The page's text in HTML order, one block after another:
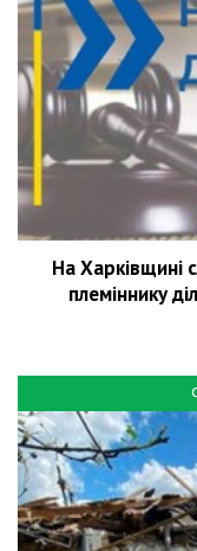
На Харківщині
племіннику